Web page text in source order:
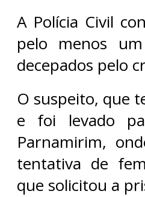
A Polícia Civil
pelo menos
decepados pelo
O suspeito, que
e foi levado
Parnamirim,
tentativa de
que solicitou a